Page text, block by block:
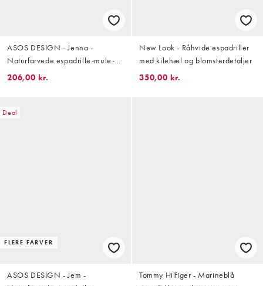
ASOS DESIGN - Jenna -
Naturfarvede espadrille-mule-
sandaler i hør
206,00 kr.
New Look - Råhvide espadriller
med kilehæl og blomsterdetaljer
350,00 kr.
Deal
FLERE FARVER
ASOS DESIGN - Jem -
Tommy Hilfiger - Marineblå